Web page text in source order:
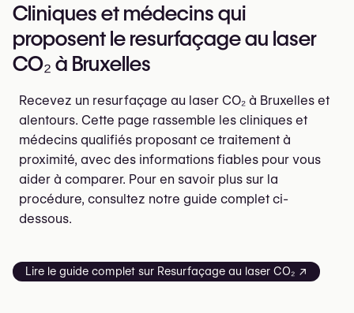
Cliniques et médecins qui
proposent le resurfaçage au laser
CO₂ à Bruxelles
Recevez un resurfaçage au laser CO₂ à Bruxelles et
alentours. Cette page rassemble les cliniques et
médecins qualifiés proposant ce traitement à
proximité, avec des informations fiables pour vous
aider à comparer. Pour en savoir plus sur la
procédure, consultez notre guide complet ci-
dessous.
Lire le guide complet sur Resurfaçage au laser CO₂ ↗